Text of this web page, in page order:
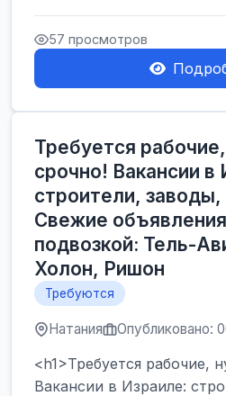
</h1><br />
... 57 просмотров
Требуется
срочно! Вакансии в
строители, заводы,
Свежие
подвозкой: Тель-
Холон, Ришон
Требуются
Натания Опубликовано:
<h1>Требуется рабочие,
Вакансии в Израиле: